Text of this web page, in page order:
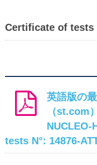
Certificate of tests
英語版の
（st.com）
tests N°: 14876-